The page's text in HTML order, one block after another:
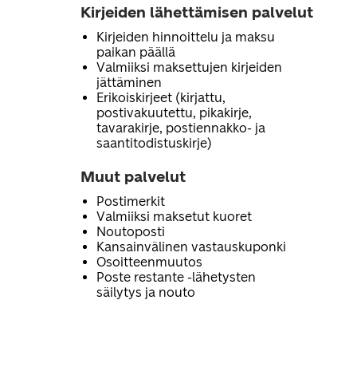
Kirjeiden lähettämisen palvelut
Kirjeiden hinnoittelu ja maksu
paikan päällä
Valmiiksi maksettujen kirjeiden
jättäminen
Erikoiskirjeet (kirjattu,
postivakuutettu, pikakirje,
tavarakirje, postiennakko- ja
saantitodistuskirje)
Muut palvelut
Postimerkit
Valmiiksi maksetut kuoret
Noutoposti
Kansainvälinen vastauskuponki
Osoitteenmuutos
Poste restante -lähetysten
säilytys ja nouto